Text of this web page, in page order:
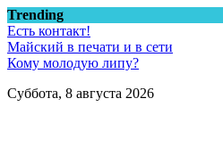
Перейти
к
содержимому
Trending
Есть контакт!
Майский в печати и в сети
Кому молодую липу?
Суббота, 8 августа 2026